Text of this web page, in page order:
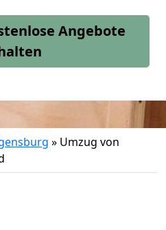
Angebote
» Umzug von